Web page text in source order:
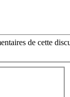
de cette